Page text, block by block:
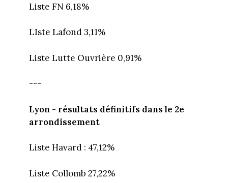
Liste FN 6,18%
LIste Lafond 3,11%
Liste Lutte Ouvrière 0,91%
---
Lyon - résultats définitifs dans le 2e
arrondissement
Liste Havard : 47,12%
Liste Collomb 27,22%